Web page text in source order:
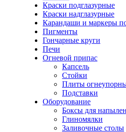
Краски подглазурные
Краски надглазурные
Карандаши и маркеры
Пигменты
Гончарные круги
Печи
Огневой припас
Капсель
Стойки
Плиты
Подставки
Оборудование
Боксы для
Глиномялки
Заливочные столы